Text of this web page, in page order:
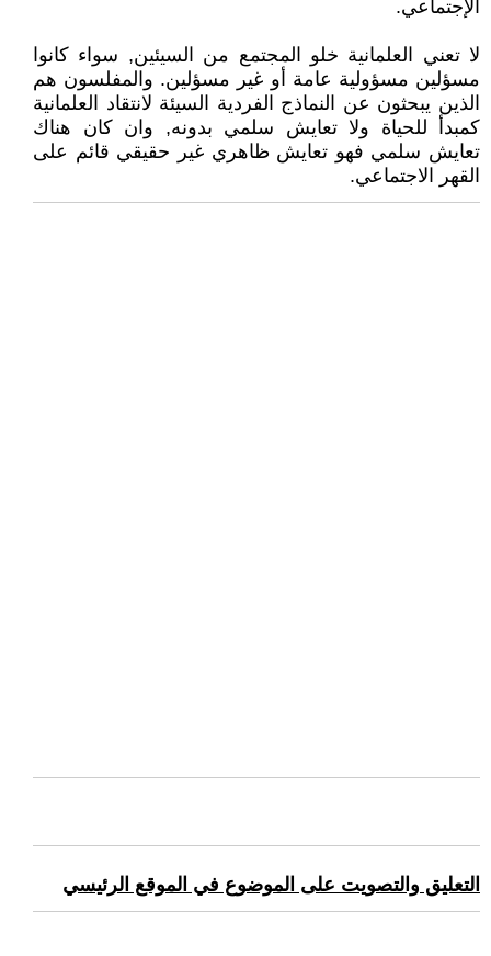
الإجتماعي.
لا تعني العلمانية خلو المجتمع من السيئين, سواء كانوا
مسؤلين مسؤولية عامة أو غير مسؤلين. والمفلسون هم
الذين يبحثون عن النماذج الفردية السيئة لانتقاد العلمانية
كمبدأ للحياة ولا تعايش سلمي بدونه, وان كان هناك
تعايش سلمي فهو تعايش ظاهري غير حقيقي قائم على
القهر الاجتماعي.
التعليق والتصويت على الموضوع في الموقع الرئيسي